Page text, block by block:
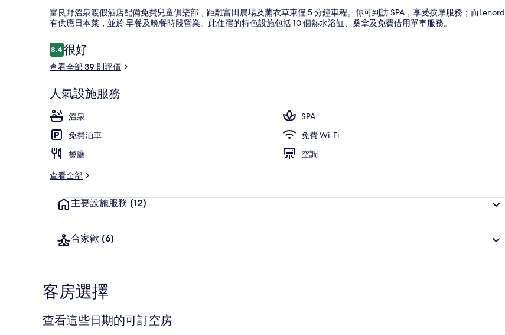
富良野溫泉渡假酒店配備免費兒童俱樂部，距離富田農場及薰衣草東僅 5 分鐘車程。你可到訪 SPA，享受按摩服務；而Lenord
有供應日本菜，並於 早餐及晚餐時段營業。此住宿的特色設施包括 10 個熱水浴缸、桑拿及免費借用單車服務。
評
價
8.48.4 分，滿分 10 分，
很好
查看全部 39 則評價
人氣設施服務
溫泉
SPA
免費泊車
免費 Wi-Fi
餐廳
空調
查看全部
主要設施服務 (12)
合家歡 (6)
客房選擇
查看這些日期的可訂空房